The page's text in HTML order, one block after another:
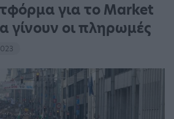
για το Market
γίνουν οι πληρωμές